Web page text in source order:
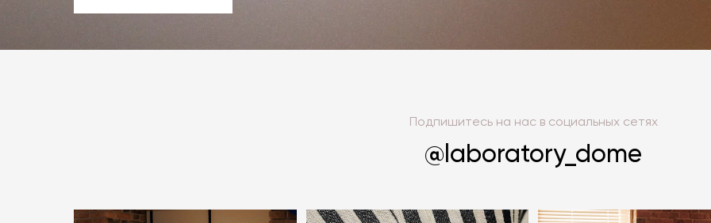
Подпишитесь на нас в социальных сетях
@laboratory_dome